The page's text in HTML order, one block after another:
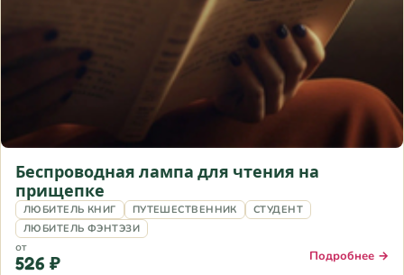
Беспроводная лампа для чтения на
прищепке
ЛЮБИТЕЛЬ КНИГ ПУТЕШЕСТВЕННИК
СТУДЕНТ
ЛЮБИТЕЛЬ ФЭНТЭЗИ
от
526 ₽ Подробнее →